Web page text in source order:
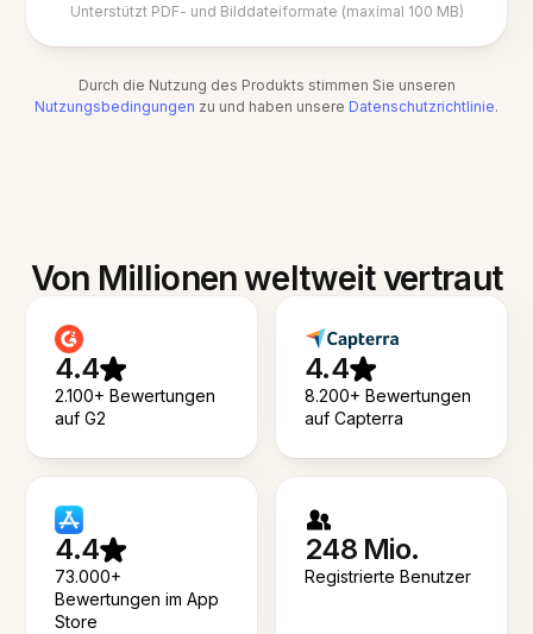
Unterstützt PDF- und Bilddateiformate (maximal 100 MB)
Durch die Nutzung des Produkts stimmen Sie unseren
Nutzungsbedingungen zu und haben unsere Datenschutzrichtlinie.
Von Millionen weltweit vertraut
4.4
2.100+ Bewertungen
auf G2
4.4
8.200+ Bewertungen
auf Capterra
4.4
73.000+
Bewertungen im App
Store
248 Mio.
Registrierte Benutzer